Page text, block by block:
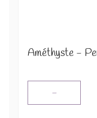
Améthyste -
-